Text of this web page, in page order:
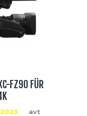
FZ90 FÜR
avt